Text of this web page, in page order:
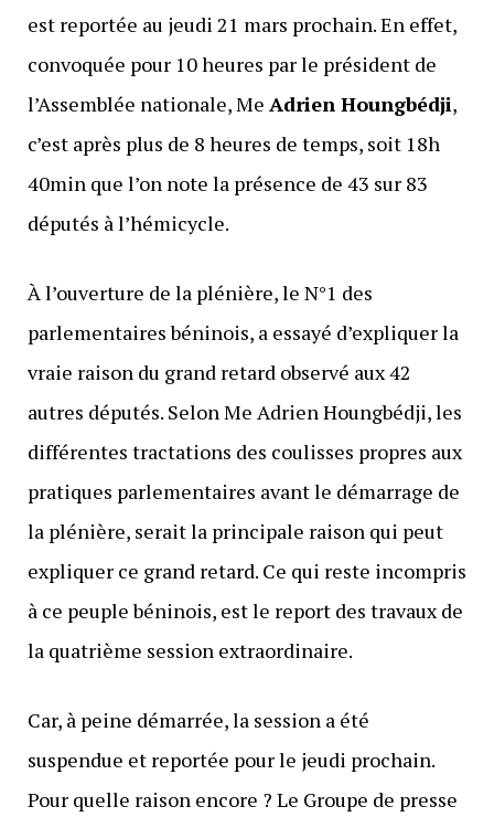
est reportée au jeudi 21 mars prochain. En effet,
convoquée pour 10 heures par le président de
l’Assemblée nationale, Me Adrien Houngbédji,
c’est après plus de 8 heures de temps, soit 18h
40min que l’on note la présence de 43 sur 83
députés à l’hémicycle.
À l’ouverture de la plénière, le N°1 des
parlementaires béninois, a essayé d’expliquer la
vraie raison du grand retard observé aux 42
autres députés. Selon Me Adrien Houngbédji, les
différentes tractations des coulisses propres aux
pratiques parlementaires avant le démarrage de
la plénière, serait la principale raison qui peut
expliquer ce grand retard. Ce qui reste incompris
à ce peuple béninois, est le report des travaux de
la quatrième session extraordinaire.
Car, à peine démarrée, la session a été
suspendue et reportée pour le jeudi prochain.
Pour quelle raison encore ? Le Groupe de presse